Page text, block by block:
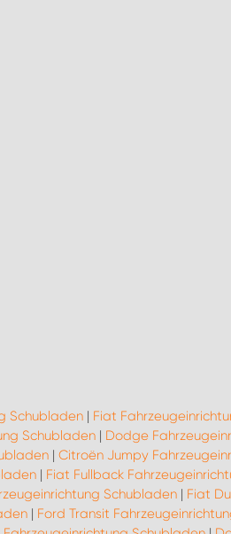
Schubladen | Fiat
Schubladen | Dodge
| Citroën Jumpy
| Fiat Fullback
Schubladen| Fiat
| Ford Transit